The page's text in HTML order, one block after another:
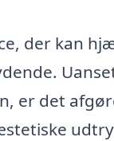
der kan
er det